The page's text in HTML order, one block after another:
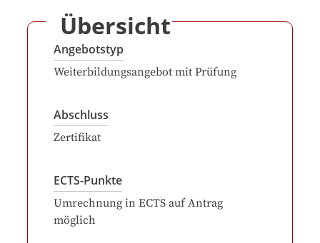
Übersicht
Angebotstyp
Weiterbildungsangebot mit Prüfung
Abschluss
Zertifikat
ECTS-Punkte
Umrechnung in ECTS auf Antrag
möglich